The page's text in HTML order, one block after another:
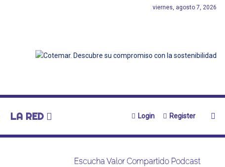
viernes, agosto 7, 2026
LA RED Login Register
Escucha Valor Compartido Podcast